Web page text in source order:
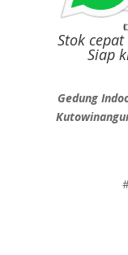
Stok
Siap
Gedung